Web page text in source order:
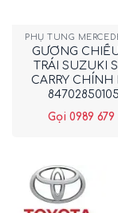
PHỤ TÙNG
GƯƠNG
TRÁI SUZUKI
CARRY CHÍNH
Gọi 0989 679